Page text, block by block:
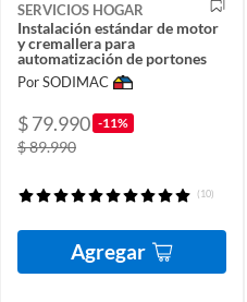
SERVICIOS HOGAR
Instalación estándar de motor
y cremallera para
automatización de portones
Por SODIMAC
$ 79.990 -11%
$ 89.990
(10)
Agregar